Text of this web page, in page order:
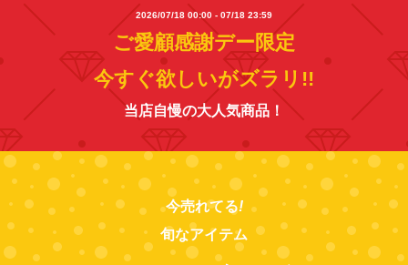
2026/07/18 00:00 - 07/18 23:59
ご愛顧感謝デー限定
今すぐ欲しいがズラリ!!
当店自慢の大人気商品！
今売れてる!
旬なアイテム